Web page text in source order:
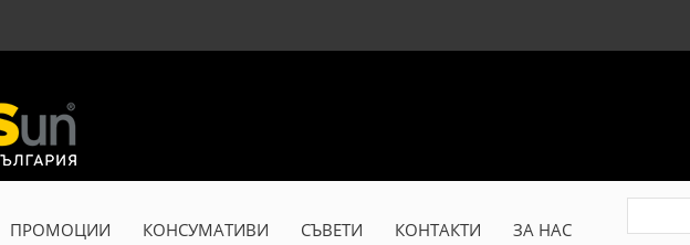
ПРОМОЦИИ КОНСУМАТИВИ СЪВЕТИ КОНТАКТИ ЗА НАС